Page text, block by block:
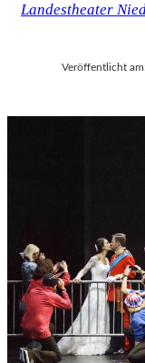
Landestheater
Veröffentlicht